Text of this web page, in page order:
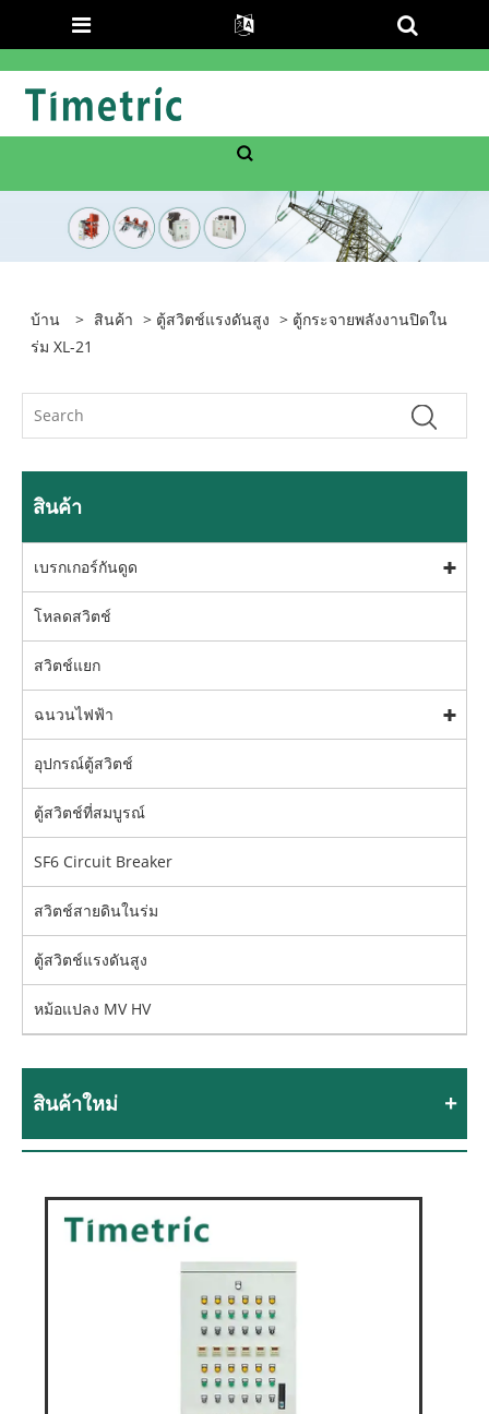
บ้าน > สินค้า > ตู้สวิตช์แรงดันสูง > ตู้กระจายพลังงานปิดใน
ร่ม XL-21
สินค้า
เบรกเกอร์กันดูด
โหลดสวิตช์
สวิตช์แยก
ฉนวนไฟฟ้า
อุปกรณ์ตู้สวิตช์
ตู้สวิตช์ที่สมบูรณ์
SF6 Circuit Breaker
สวิตช์สายดินในร่ม
ตู้สวิตช์แรงดันสูง
หม้อแปลง MV HV
สินค้าใหม่